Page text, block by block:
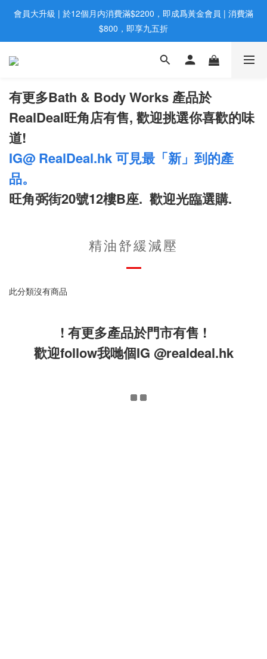
歡迎親臨旺角店購買：旺角弼街20號12樓B  |  RealDeal 保健品 |
WhatsApp 9560 0709
會員大升級 | 於12個月内消費滿$2200，即成爲黃金會員 | 消費滿
$800，即享九五折
網站購買滿$500，免運費送貨 | Free Delivery on HK $500 Online
歡迎親臨旺角店購買：旺角弼街20號12樓B  |  RealDeal 保健品 |
WhatsApp 9560 0709
有更多Bath & Body Works 產品於
RealDeal旺角店有售, 歡迎挑選你喜歡的味
道!
IG@ RealDeal.hk 可見最「新」到的產
品。
旺角弼街20號12樓B座. 歡迎光臨選購.
精油舒緩減壓
此分類沒有商品
! 有更多產品於門市有售 !
歡迎follow我哋個IG @realdeal.hk